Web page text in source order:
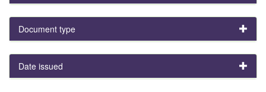
Document type
Date issued